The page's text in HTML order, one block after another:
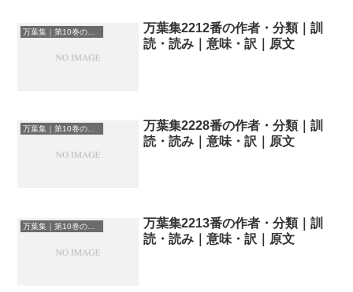
万葉集｜第10巻の和歌一覧
万葉集2212番の作者・分類｜訓
読・読み｜意味・訳｜原文
万葉集｜第10巻の和歌一覧
万葉集2228番の作者・分類｜訓
読・読み｜意味・訳｜原文
万葉集｜第10巻の和歌一覧
万葉集2213番の作者・分類｜訓
読・読み｜意味・訳｜原文